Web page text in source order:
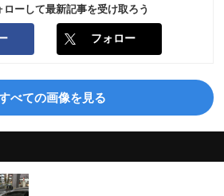
ーして最新記事を受け取ろう
フォロー
べての画像を見る